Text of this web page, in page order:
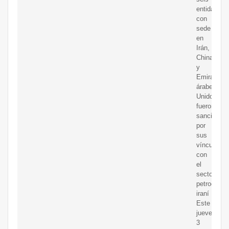
entidades
con
sede
en
Irán,
China
y
Emiratos
árabes
Unidos,
fueron
por
sus
vínculos
con
el
sector
iraní
Este
jueves,
3